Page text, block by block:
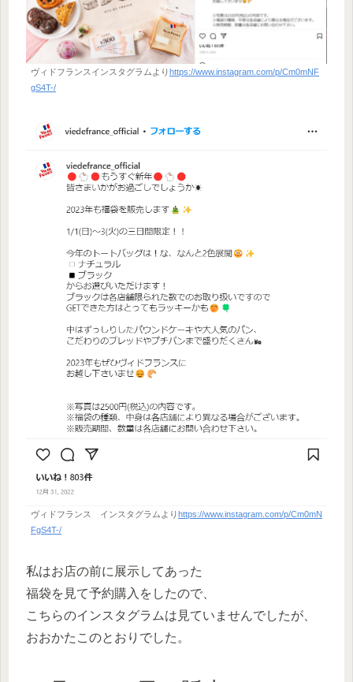
ヴィドフランスインスタグラムより https://www.instagram.com/p/Cm0mNF
gS4T-/
ヴィドフランス インスタグラムよりhttps://www.instagram.com/p/Cm0mN
FgS4T-/
私はお店の前に展示してあった
福袋を見て予約購入をしたので、
こちらのインスタグラムは見ていませんでしたが、
おおかたこのとおりでした。